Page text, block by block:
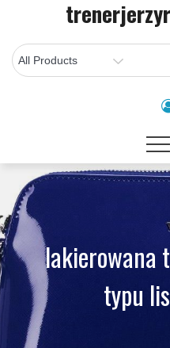
content
lakierowana
typu